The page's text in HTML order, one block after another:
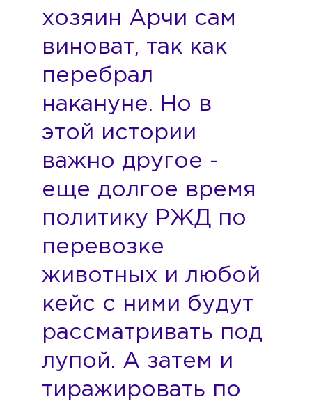
хозяин Арчи сам
виноват, так как
перебрал
накануне. Но в
этой истории
важно другое -
еще долгое время
политику РЖД по
перевозке
животных и любой
кейс с ними будут
рассматривать под
лупой. А затем и
тиражировать по